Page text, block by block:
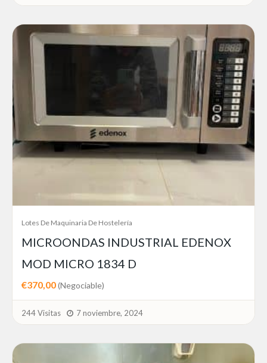
Lotes De Maquinaria De Hostelería
MICROONDAS INDUSTRIAL EDENOX
MOD MICRO 1834 D
€370,00(Negociable)
244 Visitas 7 noviembre, 2024